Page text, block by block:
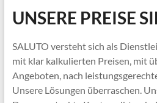
UNSERE PREISE
SALUTO versteht sich als
mit klar kalkulierten Preisen, mit
Angeboten, nach
Unsere Lösungen überraschen.